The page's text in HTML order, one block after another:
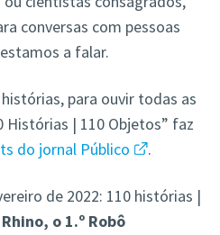
conversas com pessoas
a falar.
para ouvir todas as
Histórias | 110 Objetos” faz
do jornal Público .
de 2022: 110 histórias |
Rhino, o 1.º Robô